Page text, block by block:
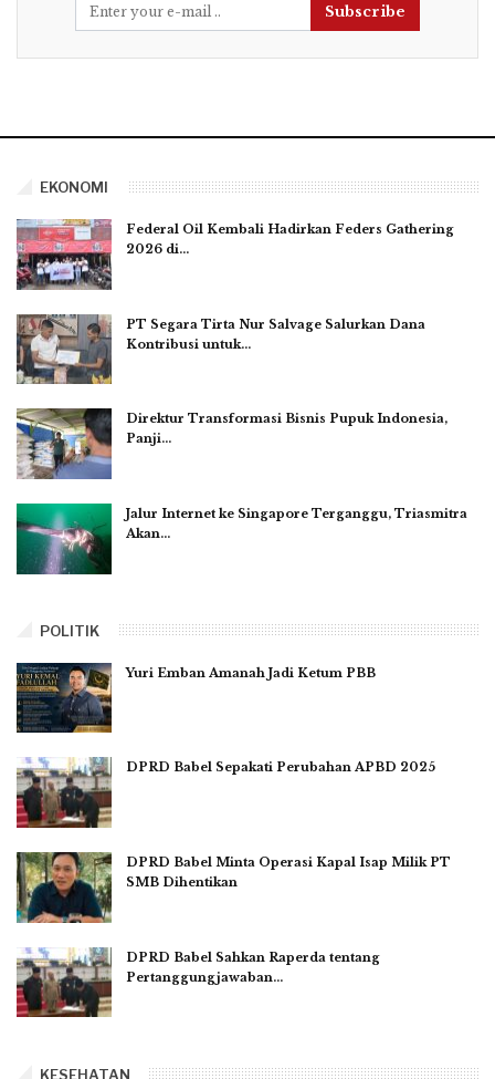
Subscribe
EKONOMI
Federal Oil Kembali Hadirkan Feders Gathering
2026 di…
PT Segara Tirta Nur Salvage Salurkan Dana
Kontribusi untuk…
Direktur Transformasi Bisnis Pupuk Indonesia,
Panji…
Jalur Internet ke Singapore Terganggu, Triasmitra
Akan…
POLITIK
Yuri Emban Amanah Jadi Ketum PBB
DPRD Babel Sepakati Perubahan APBD 2025
DPRD Babel Minta Operasi Kapal Isap Milik PT
SMB Dihentikan
DPRD Babel Sahkan Raperda tentang
Pertanggungjawaban…
KESEHATAN